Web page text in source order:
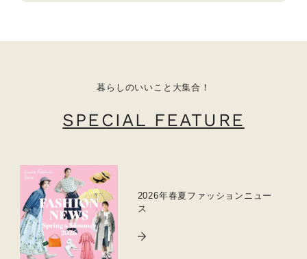
暮らしのいいこと大集合！
SPECIAL FEATURE
2026年春夏ファッションニュー
ス